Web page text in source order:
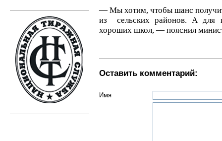
— Мы хотим, чтобы шанс
из сельских районов. А для
хороших школ, — пояснил
Оставить комментарий:
Имя